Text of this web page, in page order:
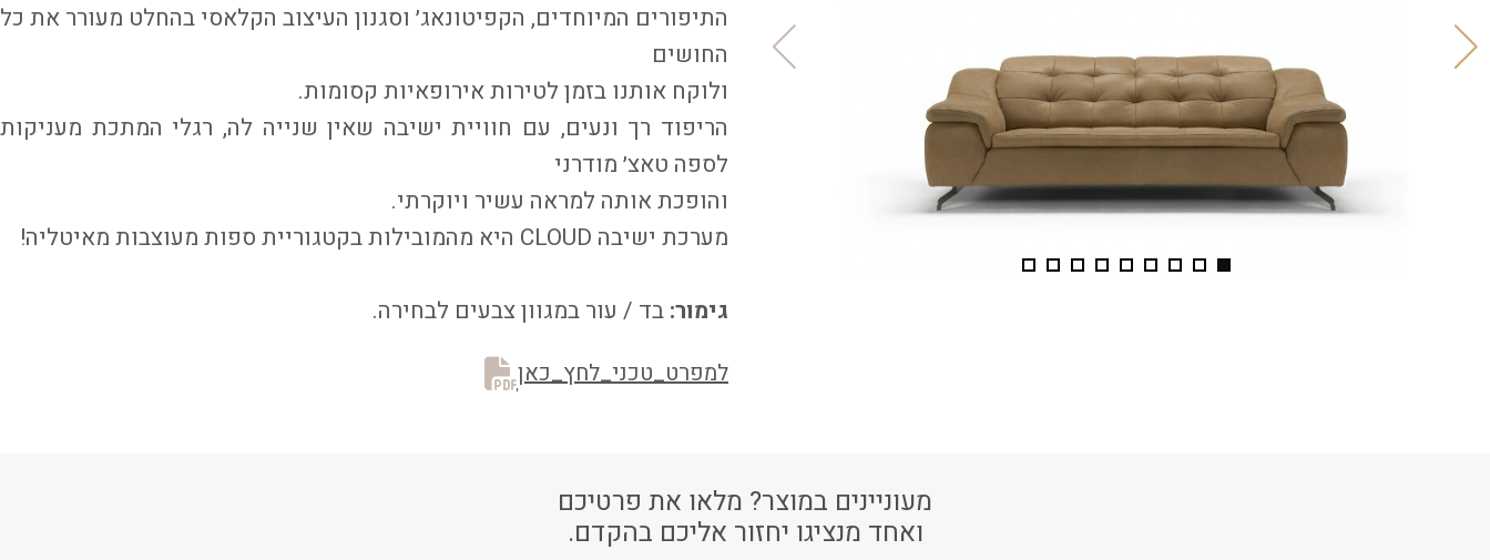
התיפורים המיוחדים, הקפיטונאג׳ וסגנון העיצוב הקלאסי בהחלט מעורר את כל
החושים
ולוקח אותנו בזמן לטירות אירופאיות קסומות.
הריפוד רך ונעים, עם חוויית ישיבה שאין שנייה לה, רגלי המתכת מעניקות
לספה טאצ׳ מודרני
והופכת אותה למראה עשיר ויוקרתי.
מערכת ישיבה CLOUD היא מהמובילות בקטגוריית ספות מעוצבות מאיטליה!
גימור:בד / עור במגוון צבעים לבחירה.
למפרט_טכני_לחץ_כאן
מעוניינים במוצר? מלאו את פרטיכם
ואחד מנציגו יחזור אליכם בהקדם.